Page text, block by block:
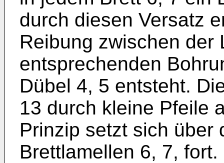
durch diesen Versatz
Reibung zwischen der
entsprechenden
Dübel 4, 5 entsteht.
13 durch kleine Pfeile
Prinzip setzt sich über
Brettlamellen 6, 7, fort.